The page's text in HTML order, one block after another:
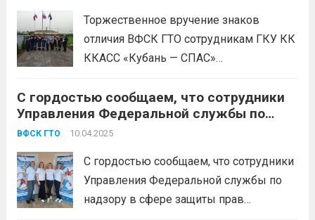
Команда усердно тренировалась и
проявила настоящую...
Торжественное вручение знаков
отличия ВФСК ГТО сотрудникам ГКУ КК
ККАСС «Кубань — СПАС»
спасательного отряда! 25 апреля 2025
года прошло значимое событие –
вручение знаков отличия «Готов к труду
и обороне» (ГТО) для сотрудников
«Кубань-Спас». Это мероприятие
подчеркнуло важность...
С гордостью сообщаем, что сотрудники
Управления Федеральной службы по
надзору в сфере защиты прав
по Краснодарскому краю выполнили
нормативы ВФСК «Готов к труду и
обороне»!
ВФСК ГТО 10.04.2025
С гордостью сообщаем, что сотрудники
Управления Федеральной службы по
надзору в сфере защиты прав